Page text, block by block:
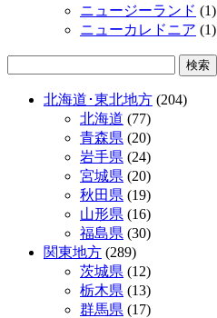
ニュージーランド (1)
ニューカレドニア (1)
北海道･東北地方 (204)
北海道 (77)
青森県 (20)
岩手県 (24)
宮城県 (20)
秋田県 (19)
山形県 (16)
福島県 (30)
関東地方 (289)
茨城県 (12)
栃木県 (13)
群馬県 (17)